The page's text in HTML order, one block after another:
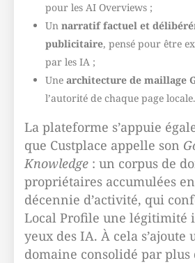
pour les AI Overviews ;
Un narratif factuel et
publicitaire, pensé pour être
par les IA ;
Une architecture de maillage
l’autorité de chaque page locale.
La plateforme s’appuie
que Custplace appelle son
Knowledge : un corpus de
propriétaires accumulées
décennie d’activité, qui
Local Profile une légitimité
yeux des IA. À cela s’ajoute
domaine consolidé par plus